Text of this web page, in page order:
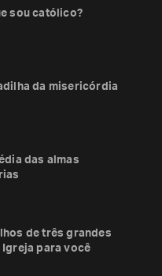
sou católico?
da misericórdia
das almas
de três grandes
Igreja para você